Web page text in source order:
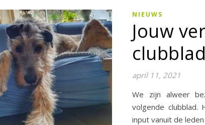
NIEUWS
Jouw
april 11, 2021
We zijn alweer
volgende clubblad.
input vanuit de